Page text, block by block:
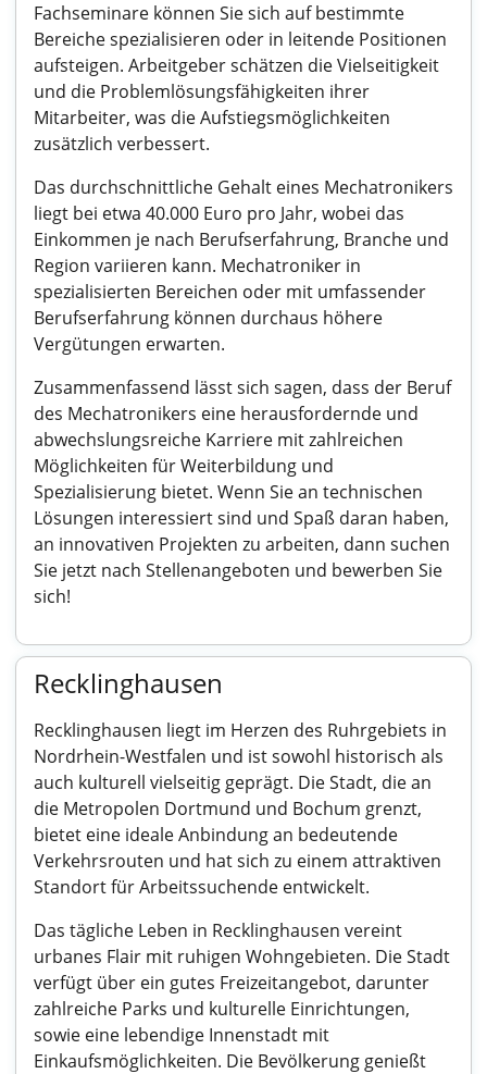
Fachseminare können Sie sich auf bestimmte
Bereiche spezialisieren oder in leitende Positionen
aufsteigen. Arbeitgeber schätzen die Vielseitigkeit
und die Problemlösungsfähigkeiten ihrer
Mitarbeiter, was die Aufstiegsmöglichkeiten
zusätzlich verbessert.
Das durchschnittliche Gehalt eines Mechatronikers
liegt bei etwa 40.000 Euro pro Jahr, wobei das
Einkommen je nach Berufserfahrung, Branche und
Region variieren kann. Mechatroniker in
spezialisierten Bereichen oder mit umfassender
Berufserfahrung können durchaus höhere
Vergütungen erwarten.
Zusammenfassend lässt sich sagen, dass der Beruf
des Mechatronikers eine herausfordernde und
abwechslungsreiche Karriere mit zahlreichen
Möglichkeiten für Weiterbildung und
Spezialisierung bietet. Wenn Sie an technischen
Lösungen interessiert sind und Spaß daran haben,
an innovativen Projekten zu arbeiten, dann suchen
Sie jetzt nach Stellenangeboten und bewerben Sie
sich!
Recklinghausen
Recklinghausen liegt im Herzen des Ruhrgebiets in
Nordrhein-Westfalen und ist sowohl historisch als
auch kulturell vielseitig geprägt. Die Stadt, die an
die Metropolen Dortmund und Bochum grenzt,
bietet eine ideale Anbindung an bedeutende
Verkehrsrouten und hat sich zu einem attraktiven
Standort für Arbeitssuchende entwickelt.
Das tägliche Leben in Recklinghausen vereint
urbanes Flair mit ruhigen Wohngebieten. Die Stadt
verfügt über ein gutes Freizeitangebot, darunter
zahlreiche Parks und kulturelle Einrichtungen,
sowie eine lebendige Innenstadt mit
Einkaufsmöglichkeiten. Die Bevölkerung genießt